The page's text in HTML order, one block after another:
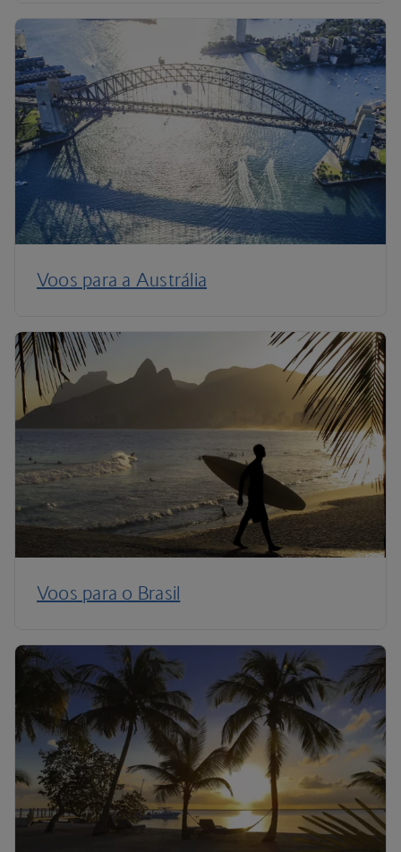
Voos para a Austrália
Voos para o Brasil